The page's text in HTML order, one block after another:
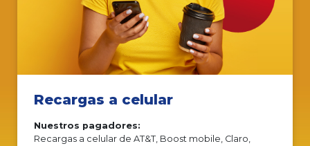
Recargas a celular
Nuestros pagadores:
Recargas a celular de AT&T, Boost mobile, Claro,